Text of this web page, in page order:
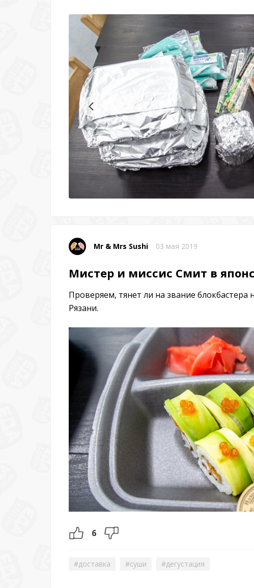
Mr & Mrs Sushi 03 мая 2019
Мистер и миссис Смит в
Проверяем, тянет ли на звание блокбастера
Рязани.
6
#доставка #суши #дегустация